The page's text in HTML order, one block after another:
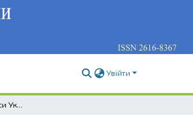
Увійти
Національні інтереси України між війною та миром